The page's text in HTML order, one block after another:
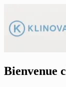
Bienvenue